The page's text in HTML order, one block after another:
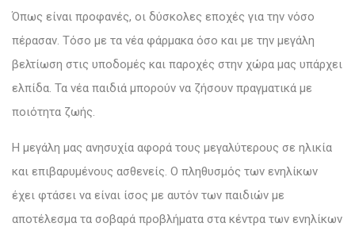
Όπως είναι προφανές, οι δύσκολες εποχές για την νόσο
πέρασαν. Τόσο με τα νέα φάρμακα όσο και με την μεγάλη
βελτίωση στις υποδομές και παροχές στην χώρα μας υπάρχει
ελπίδα. Τα νέα παιδιά μπορούν να ζήσουν πραγματικά με
ποιότητα ζωής.
Η μεγάλη μας ανησυχία αφορά τους μεγαλύτερους σε ηλικία
και επιβαρυμένους ασθενείς. Ο πληθυσμός των ενηλίκων
έχει φτάσει να είναι ίσος με αυτόν των παιδιών με
αποτέλεσμα τα σοβαρά προβλήματα στα κέντρα των ενηλίκων